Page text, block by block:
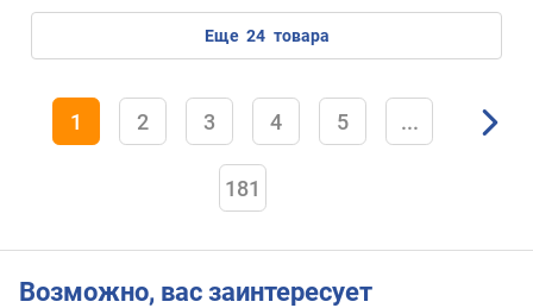
еще 24 товара
1 2 3 4 5 ...
181
Возможно, вас заинтересует